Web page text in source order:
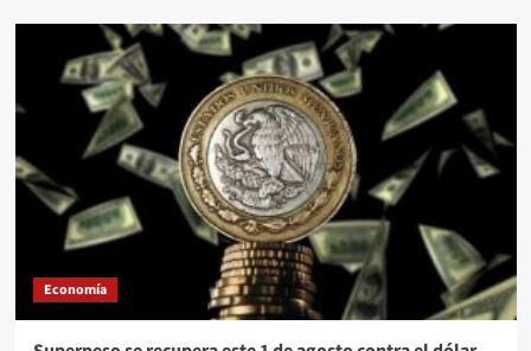
Claudia
Sheinbaum
nombra
a
Arturo
Zaldívar
como
coordinador
general
de
Política
Gobierno
Economía